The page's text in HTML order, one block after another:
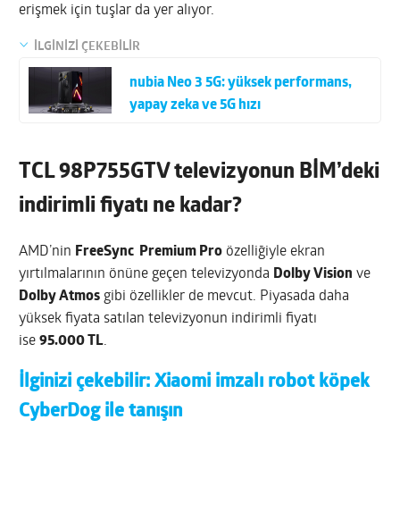
erişmek için tuşlar da yer alıyor.
İLGİNİZİ ÇEKEBİLİR
nubia Neo 3 5G: yüksek performans,
yapay zeka ve 5G hızı
TCL 98P755GTV televizyonun BİM’deki
indirimli fiyatı ne kadar?
AMD’nin FreeSync Premium Pro özelliğiyle ekran
yırtılmalarının önüne geçen televizyonda Dolby Vision ve
Dolby Atmos gibi özellikler de mevcut. Piyasada daha
yüksek fiyata satılan televizyonun indirimli fiyatı
ise95.000 TL.
İlginizi çekebilir:Xiaomi imzalı robot köpek
CyberDog ile tanışın